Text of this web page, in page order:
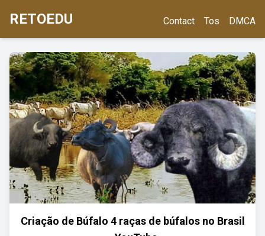
RETOEDU Contact Tos DMCA
Criação de Búfalo 4 raças de búfalos no Brasil